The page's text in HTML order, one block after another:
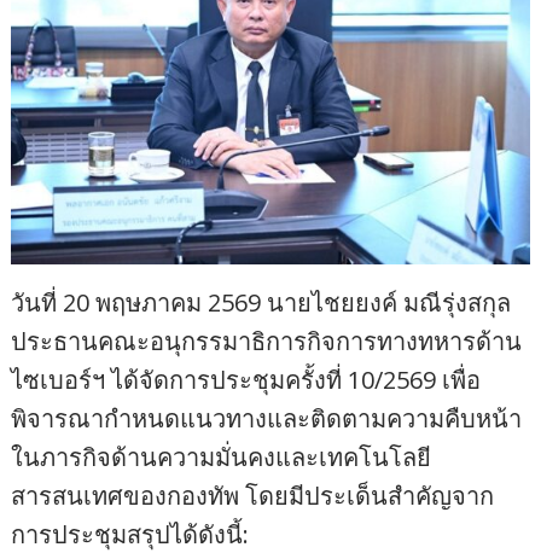
วันที่ 20 พฤษภาคม 2569 นายไชยยงค์ มณีรุ่งสกุล
ประธานคณะอนุกรรมาธิการกิจการทางทหารด้าน
ไซเบอร์ฯ ได้จัดการประชุมครั้งที่ 10/2569 เพื่อ
พิจารณากำหนดแนวทางและติดตามความคืบหน้า
ในภารกิจด้านความมั่นคงและเทคโนโลยี
สารสนเทศของกองทัพ โดยมีประเด็นสำคัญจาก
การประชุมสรุปได้ดังนี้: